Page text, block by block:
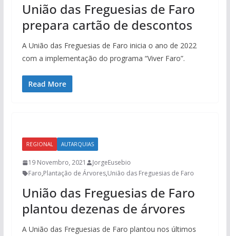
União das Freguesias de Faro
prepara cartão de descontos
A União das Freguesias de Faro inicia o ano de 2022
com a implementação do programa “Viver Faro”.
Read More
REGIONAL AUTARQUIAS
19 Novembro, 2021
JorgeEusebio
Faro,Plantação de Árvores,União das Freguesias de Faro
União das Freguesias de Faro
plantou dezenas de árvores
A União das Freguesias de Faro plantou nos últimos